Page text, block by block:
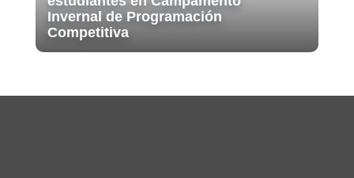
Invernal de Programación
Competitiva